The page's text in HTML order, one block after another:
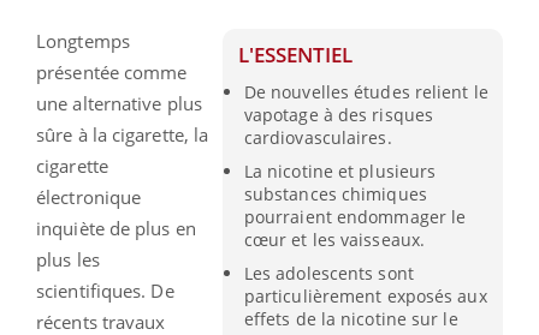
L'ESSENTIEL
De nouvelles études relient le
vapotage à des risques
cardiovasculaires.
La nicotine et plusieurs
substances chimiques
pourraient endommager le
cœur et les vaisseaux.
Les adolescents sont
particulièrement exposés aux
effets de la nicotine sur le
Longtemps
présentée comme
une alternative plus
sûre à la cigarette, la
cigarette
électronique
inquiète de plus en
plus les
scientifiques. De
récents travaux